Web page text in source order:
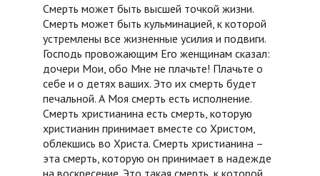
Смерть может быть высшей точкой жизни.
Смерть может быть кульминацией, к которой
устремлены все жизненные усилия и подвиги.
Господь провожающим Его женщинам сказал:
дочери Мои, обо Мне не плачьте! Плачьте о
себе и о детях ваших. Это их смерть будет
печальной. А Моя смерть есть исполнение.
Смерть христианина есть смерть, которую
христианин принимает вместе со Христом,
облекшись во Христа. Смерть христианина –
эта смерть, которую он принимает в надежде
на воскресение. Это такая смерть, к которой